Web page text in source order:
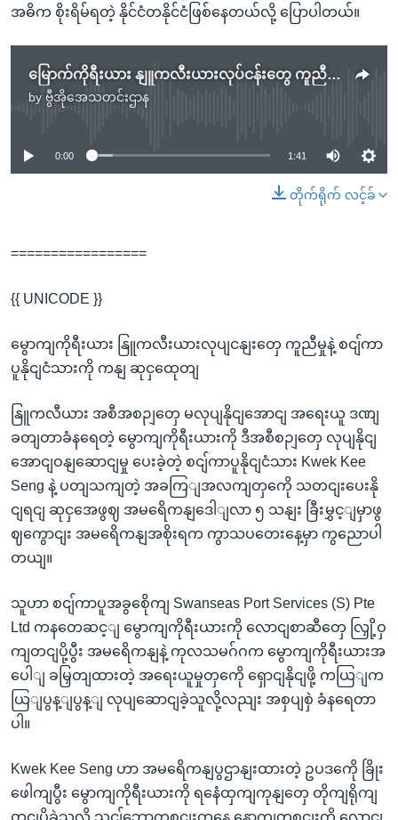
အဓိက စိုးရိမ်ရတဲ့ နိုင်ငံတနိုင်ငံဖြစ်နေတယ်လို့ ပြောပါတယ်။
မြောက်ကိုရီးယား နျူကလီးယားလုပ်ငန်းတွေ ကူညီမှုနဲ့ စင်္ကာပူနိုင်ငံသားကို ကန် ဆုငွေထုတ်
by ဗွီအိုအေသတင်းဌာန
No media source currently available
0:00 1:41
တိုက်ရိုက် လင့်ခ်
=================
{{ UNICODE }}
မွောကျကိုရီးယား နြူကလီးယားလုပျငနျးတှေ ကူညီမှုနဲ့ စငျ်ကာ
ပူနိုငျငံသားကို ကနျ ဆုငှထေုတျ
နြူကလီယား အစီအစဉျတှေ မလုပျနိုငျအောငျ အရေးယူ ဒဏျ
ခတျတာခံနရေတဲ့ မွောကျကိုရီးယားကို ဒီအစီစဉျတှေ လုပျနိုငျ
အောငျဝနျဆောငျမှု ပေးခဲ့တဲ့ စငျ်ကာပူနိုငျငံသား Kwek Kee
Seng နဲ့ ပတျသကျတဲ့ အခကြျအလကျတှကေို သတငျးပေးနို
ငျရငျ ဆုငှအေဖွဈ အမရေိကနျဒေါျလာ ၅ သနျး ခြီးမွှင့ျမှာဖွ
ဈကွောငျး အမရေိကနျအစိုးရက ကွာသပတေးနေ့မှာ ကွညောပါ
တယျ။
သူဟာ စငျ်ကာပူအခွစေိုကျ Swanseas Port Services (S) Pte
Ltd ကနတေဆင့ျ မွောကျကိုရီးယားကို လောငျစာဆီတှေ လြှို့ဝှ
ကျတငျပို့ပွီး အမရေိကနျနဲ့ ကုလသမဂ်ဂက မွောကျကိုရီးယားအ
ပေါျ ခမြှတျထားတဲ့ အရေးယူမှုတှကေို ရှောငျနိုငျဖို့ ကယြျက
ယြျပွန့ျပွန့ျ လုပျဆောငျခဲ့သူလို့လညျး အစှပျစှဲ ခံနရေတာ
ပါ။
Kwek Kee Seng ဟာ အမရေိကနျပွဌာနျးထားတဲ့ ဥပဒကေို ခြိုး
ဖေါကျပွီး မွောကျကိုရီးယားကို ရနေံထှကျကုနျတှေ တိုကျရိုကျ
တငျပို့ခဲ့သလို သငျ်ဘောတစငျးကနေ နောကျတစငျးကို လောငျ